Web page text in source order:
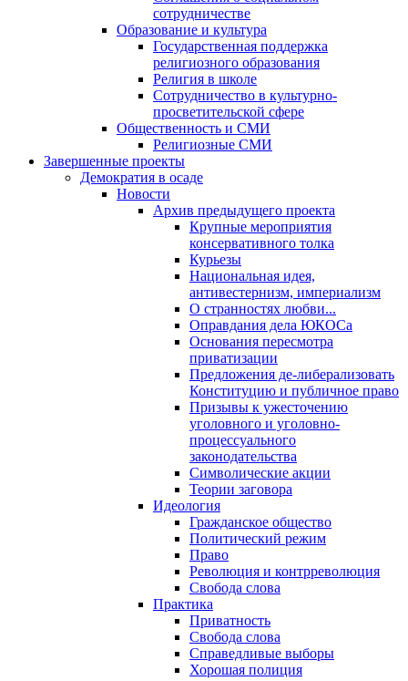
сотрудничестве
Образование и культура
Государственная поддержка
религиозного образования
Религия в школе
Сотрудничество в культурно-
просветительской сфере
Общественность и СМИ
Религиозные СМИ
Завершенные проекты
Демократия в осаде
Новости
Архив предыдущего проекта
Крупные мероприятия
консервативного толка
Курьезы
Национальная идея,
антивестернизм, империализм
О странностях любви...
Оправдания дела ЮКОСа
Основания пересмотра
приватизации
Предложения де-либерализовать
Конституцию и публичное право
Призывы к ужесточению
уголовного и уголовно-
процессуального
законодательства
Символические акции
Теории заговора
Идеология
Гражданское общество
Политический режим
Право
Революция и контрреволюция
Свобода слова
Практика
Приватность
Свобода слова
Справедливые выборы
Хорошая полиция